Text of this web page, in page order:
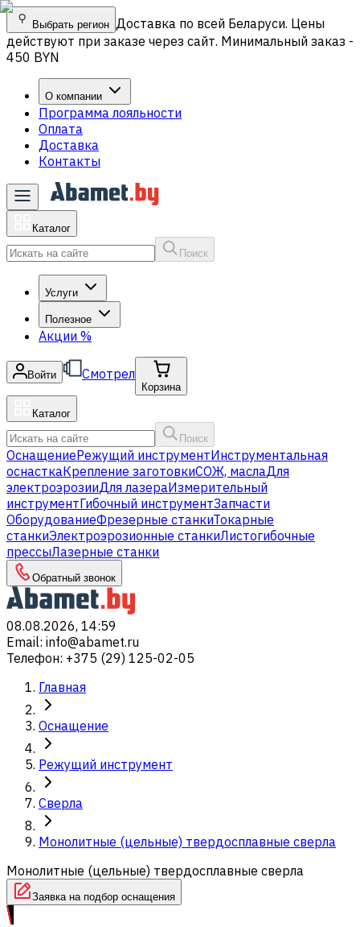
Выбрать регион Доставка по всей Беларуси. Цены
действуют при заказе через сайт. Минимальный заказ -
450 BYN
О компании
Программа лояльности
Оплата
Доставка
Контакты
Каталог
Поиск
Услуги
Полезное
Акции %
Войти Смотрел
Корзина
Каталог
Поиск
ОснащениеРежущий инструментИнструментальная
оснасткаКрепление заготовкиСОЖ, маслаДля
электроэрозииДля лазераИзмерительный
инструментГибочный инструментЗапчасти
ОборудованиеФрезерные станкиТокарные
станкиЭлектроэрозионные станкиЛистогибочные
прессыЛазерные станки
Обратный звонок
08.08.2026, 14:59
Email: info@abamet.ru
Телефон: +375 (29) 125-02-05
Главная
Оснащение
Режущий инструмент
Сверла
Монолитные (цельные) твердосплавные сверла
Монолитные (цельные) твердосплавные сверла
Заявка на подбор оснащения